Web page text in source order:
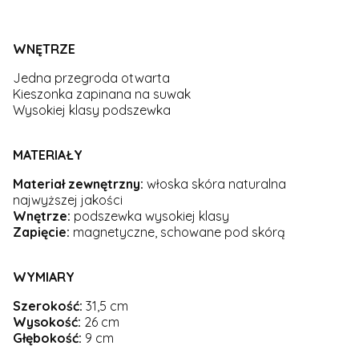
WNĘTRZE
Jedna przegroda otwarta
Kieszonka zapinana na suwak
Wysokiej klasy podszewka
MATERIAŁY
Materiał zewnętrzny: włoska skóra naturalna
najwyższej jakości
Wnętrze: podszewka wysokiej klasy
Zapięcie: magnetyczne, schowane pod skórą
WYMIARY
Szerokość: 31,5 cm
Wysokość: 26 cm
Głębokość: 9 cm